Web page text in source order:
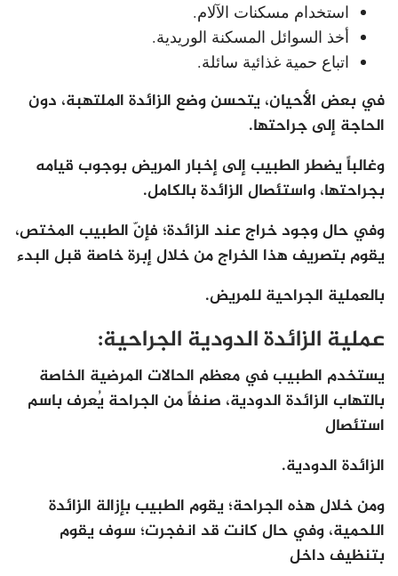
استخدام مسكنات الآلام.
أخذ السوائل المسكنة الوريدية.
اتباع حمية غذائية سائلة.
في بعض الأحيان، يتحسن وضع الزائدة الملتهبة، دون
الحاجة إلى جراحتها.
وغالباً يضطر الطبيب إلى إخبار المريض بوجوب قيامه
بجراحتها، واستئصال الزائدة بالكامل.
وفي حال وجود خراج عند الزائدة؛ فإنّ الطبيب المختص،
يقوم بتصريف هذا الخراج من خلال إبرة خاصة قبل البدء
بالعملية الجراحية للمريض.
عملية الزائدة الدودية الجراحية:
يستخدم الطبيب في معظم الحالات المرضية الخاصة
بالتهاب الزائدة الدودية، صنفاً من الجراحة يُعرف باسم
استئصال
الزائدة الدودية.
ومن خلال هذه الجراحة؛ يقوم الطبيب بإزالة الزائدة
اللحمية، وفي حال كانت قد انفجرت؛ سوف يقوم
بتنظيف داخل